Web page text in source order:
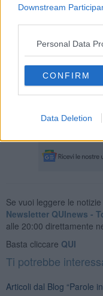
Downstream
Personal Data
CONFIRM
Data Deletion
Ecco, queste parole, di
nella ininterrotta serie
altri, ti giudichi, ti
corso della vita sta per
Non arrestarti. Non
ogni gesto, ogni parola,
Tito Barbini
Se vuoi leggere le
Newsletter QUInews -
alle 20:00 direttamente
Basta cliccare QUI
Ti potrebbe
Articoli dal Blog “Parole